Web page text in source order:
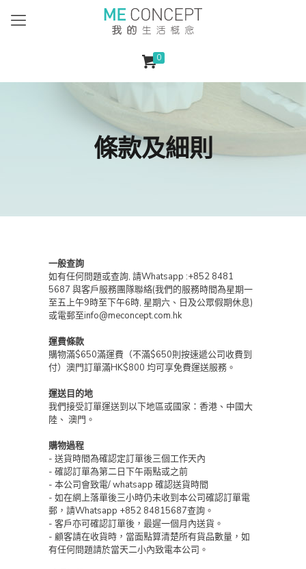
0
條款及細則
一般查詢
如有任何問題或查詢, 請Whatsapp :+852 8481
5687 與客戶服務團隊聯絡(我們的服務時間為星期一
至五上午9時至下午6時, 星期六、日及公眾假期休息)
或電郵至info@meconcept.com.hk
運費條款
購物滿$650滿運費（不滿$650則按速遞公司收費到
付）澳門訂單滿HK$800 均可享免費運送服務。
運送目的地
我們接受訂單運送到以下地區或國家：香港、中國大
陸、 澳門。
購物過程
- 送貨時間為確認定訂單後三個工作天內
- 確認訂單為第二日下午兩點或之前
- 本公司會致電/ whatsapp 確認送貨時間
- 如在網上落單後三小時仍未收到本公司確認訂單電
郵，請Whatsapp +852 84815687查詢。
- 客戶亦可確認訂單後，最遲一個月內送貨。
- 顧客請在收貨時，當面點算清楚所有貨品數量，如
有任何問題請於當天二小內致電本公司。